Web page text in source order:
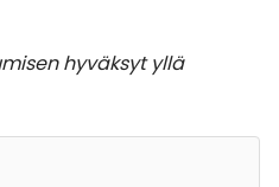
hyväksyt yllä